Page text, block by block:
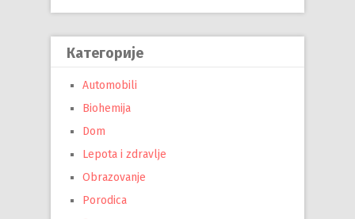
Категорије
Automobili
Biohemija
Dom
Lepota i zdravlje
Obrazovanje
Porodica